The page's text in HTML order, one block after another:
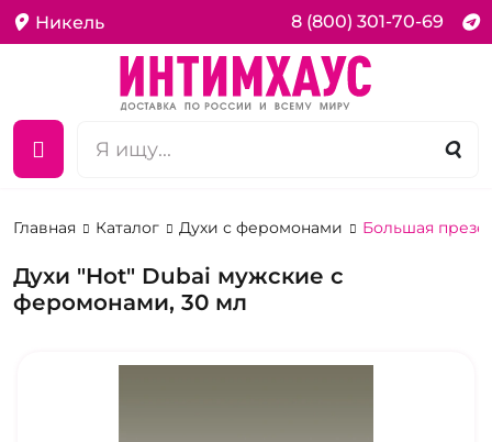
Никель 8 (800) 301-70-69
Главная Каталог Духи с феромонами Большая
Духи "Hot" Dubai мужские с
феромонами, 30 мл